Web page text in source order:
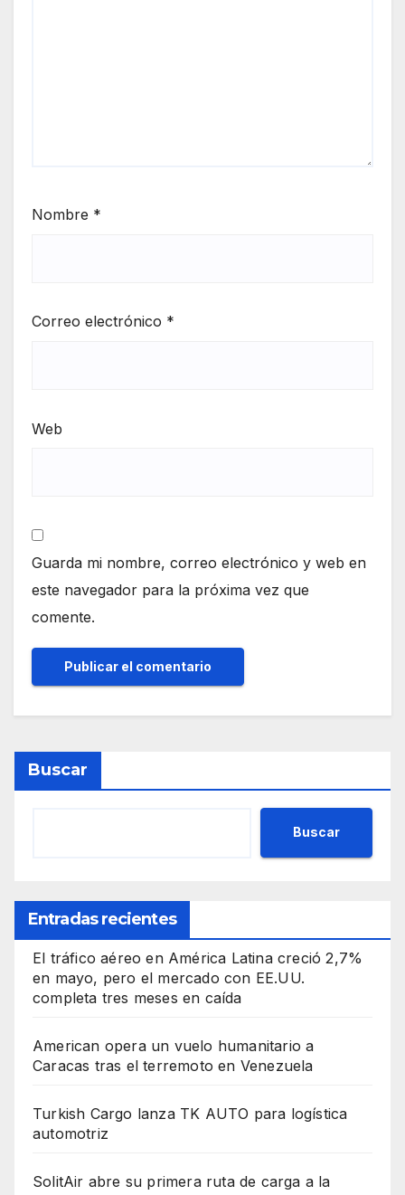
Nombre *
Correo electrónico *
Web
Guarda mi nombre, correo electrónico y web en
este navegador para la próxima vez que
comente.
Buscar
Buscar
Entradas recientes
El tráfico aéreo en América Latina creció 2,7%
en mayo, pero el mercado con EE.UU.
completa tres meses en caída
American opera un vuelo humanitario a
Caracas tras el terremoto en Venezuela
Turkish Cargo lanza TK AUTO para logística
automotriz
SolitAir abre su primera ruta de carga a la